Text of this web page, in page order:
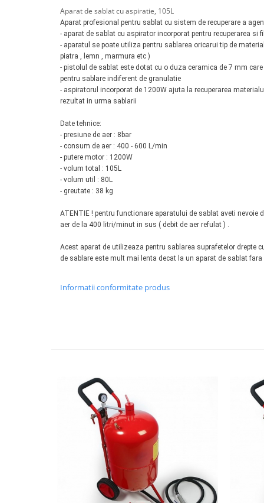
Elevator 4 coloane
Elevator foarfeca
Elevator motociclete
Elevator parcare
Girafa, macara motor
Masa hidraulica
Scule si echipamente spalatorie
Consumabile spalatorii auto
Curatitor cu presiune
Scule spalatorii auto
Tester acumulatori
Tester instalatii electrice
Blocaje distributie
Ceas comparator
Scule AdBlue
Scule bujii, bujii incandescente
Scule electrice motor
Scule esapament
Scule injectie
Scule injectoare
Scule montat, demontat segmenti
Scule pentru fulii, ax came, curele
Scule sistem racire
Tester compresie
Adaptoare, prelungitoare, reductii
Prese si extractoare
Scule diverse mecanica
Scule service ulei, gresare,
Aparat de sablat cu aspiratie, 105L
Aparat profesional pentru sablat cu sistem de recuperare a
- aparat de sablat cu aspirator incorporat pentru recuperarea si
- aparatul se poate utiliza pentru sablarea oricarui tip de
piatra , lemn , marmura etc )
- pistolul de sablat este dotat cu o duza ceramica de 7 mm
pentru sablare indiferent de granulatie
- aspiratorul incorporat de 1200W ajuta la recuperarea
rezultat in urma sablarii
Date tehnice:
- presiune de aer : 8bar
- consum de aer : 400 - 600 L/min
- putere motor : 1200W
- volum total : 105L
- volum util : 80L
- greutate : 38 kg
ATENTIE ! pentru functionare aparatului de sablat aveti nevoie
aer de la 400 litri/minut in sus ( debit de aer refulat ) .
Acest aparat de utilizeaza pentru sablarea suprafetelor drepte
de sablare este mult mai lenta decat la un aparat de sablat fara
Informatii conformitate produs